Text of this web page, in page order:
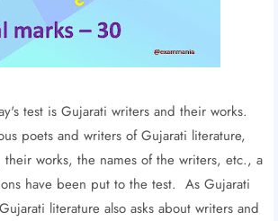
test is Gujarati writers and their works.
poets and writers of Gujarati literature,
works, the names of the writers, etc., a
have been put to the test. As Gujarati
literature also asks about writers and